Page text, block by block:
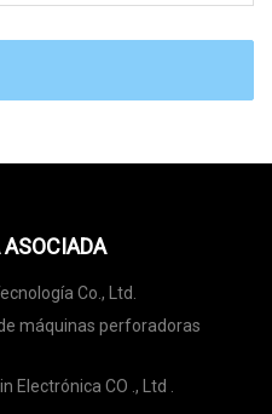
Co., Ltd.
máquinas perforadoras
Electrónica CO ., Ltd .